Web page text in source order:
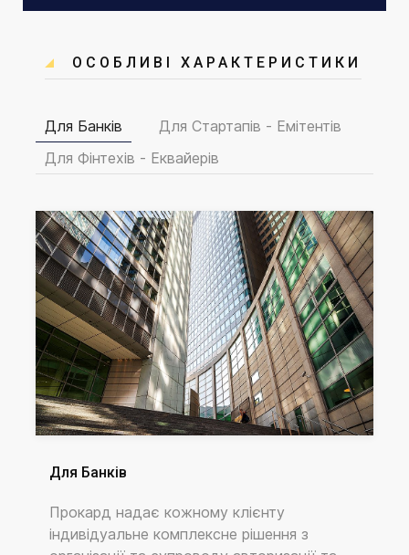
ОСОБЛИВІ ХАРАКТЕРИСТИКИ
Для Банків
Для Стартапів - Емітентів
Для Фінтехів - Еквайерів
Для Банків
Прокард надає кожному клієнту
індивідуальне комплексне рішення з